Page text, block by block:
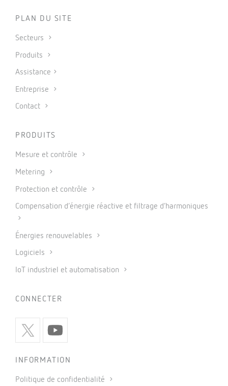
PLAN DU SITE
Secteurs
Produits
Assistance
Entreprise
Contact
PRODUITS
Mesure et contrôle
Metering
Protection et contrôle
Compensation d’énergie réactive et filtrage d’harmoniques
Énergies renouvelables
Logiciels
IoT industriel et automatisation
CONNECTER
INFORMATION
Politique de confidentialité